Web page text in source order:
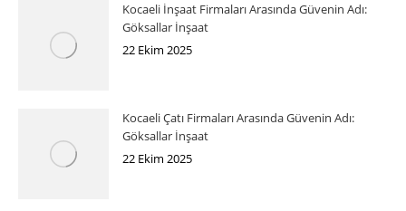
Kocaeli İnşaat Firmaları Arasında Güvenin Adı:
Göksallar İnşaat
22 Ekim 2025
Kocaeli Çatı Firmaları Arasında Güvenin Adı:
Göksallar İnşaat
22 Ekim 2025